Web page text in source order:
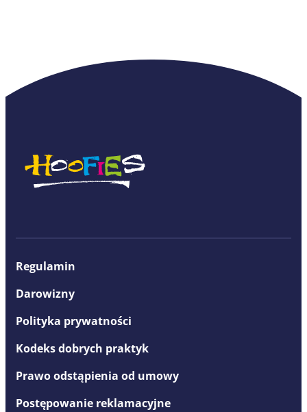
Regulamin
Darowizny
Polityka prywatności
Kodeks dobrych praktyk
Prawo odstąpienia od umowy
Postępowanie reklamacyjne